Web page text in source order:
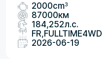
2000cm3
87000км
184,252л.с.
FR,FULLTIME4WD
2026-06-19